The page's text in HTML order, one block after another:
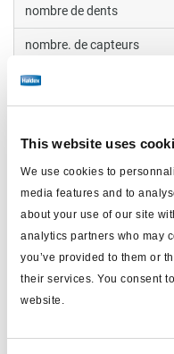
This website uses
We use cookies to
media features and to
about your use of our site
analytics partners who may
you’ve provided to them or
their services. You consent
website.
nombre de dents
nombre. de capteurs
valve
masse (kg)
Documents
Consultez toutes les
Bibliothèque de
Produits connexes